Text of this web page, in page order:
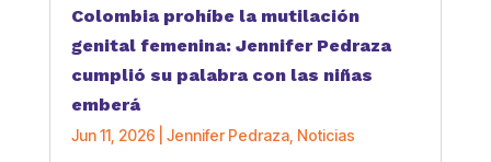
Colombia prohíbe la mutilación
genital femenina: Jennifer Pedraza
cumplió su palabra con las niñas
emberá
Jun 11, 2026 Jennifer Pedraza, Noticias